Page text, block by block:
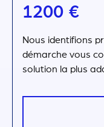
1200 €
Nous identifions
démarche vous
solution la plus